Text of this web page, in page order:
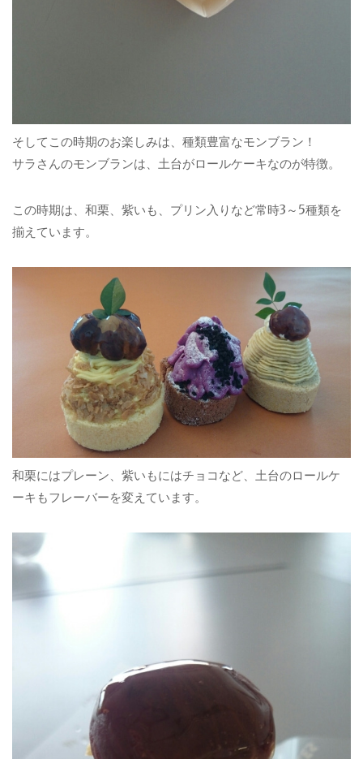
そしてこの時期のお楽しみは、種類豊富なモンブラン！
サラさんのモンブランは、土台がロールケーキなのが特徴。
この時期は、和栗、紫いも、プリン入りなど常時3～5種類を
揃えています。
和栗にはプレーン、紫いもにはチョコなど、土台のロールケ
ーキもフレーバーを変えています。